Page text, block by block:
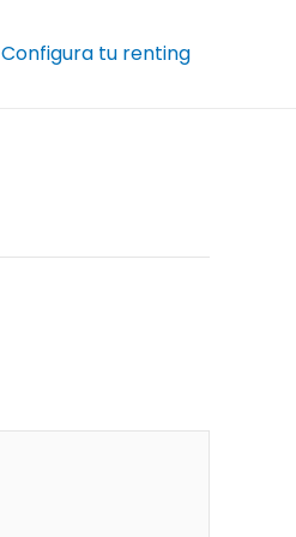
Configura tu renting